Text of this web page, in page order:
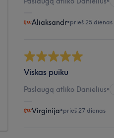
Aliaksandr•prieš 25 dienas
Viskas puiku
Paslaugą atliko Danielius•
Virginija•prieš 27 dienas